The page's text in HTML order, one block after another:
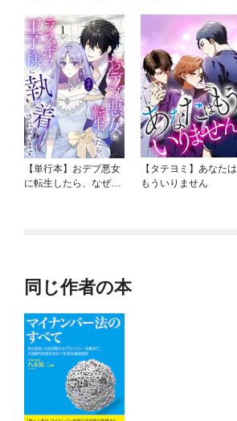
【単行本】おデブ悪女
に転生したら、なぜか
【タテヨミ】あなたは
もういりません
同じ作者の本